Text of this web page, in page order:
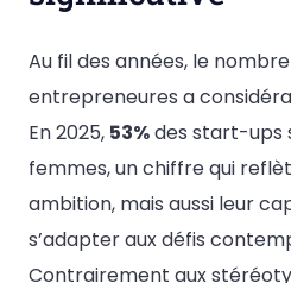
Au fil des années, le
entrepreneures a
En 2025, 53%des start-ups
femmes, un chiffre qui
ambition, mais aussi leur
s’adapter aux défis
Contrairement aux